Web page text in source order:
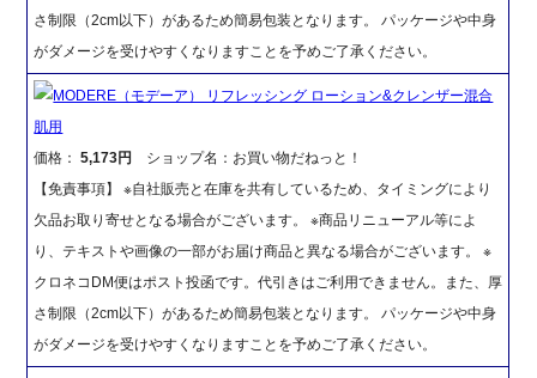
さ制限（2cm以下）があるため簡易包装となります。 パッケージや中身
がダメージを受けやすくなりますことを予めご了承ください。
MODERE（モデーア） リフレッシング ローション&クレンザー混合
肌用
価格：5,173円
ショップ名：お買い物だねっと！
【免責事項】 ※自社販売と在庫を共有しているため、タイミングにより
欠品お取り寄せとなる場合がございます。 ※商品リニューアル等によ
り、テキストや画像の一部がお届け商品と異なる場合がございます。 ※
クロネコDM便はポスト投函です。代引きはご利用できません。また、厚
さ制限（2cm以下）があるため簡易包装となります。 パッケージや中身
がダメージを受けやすくなりますことを予めご了承ください。